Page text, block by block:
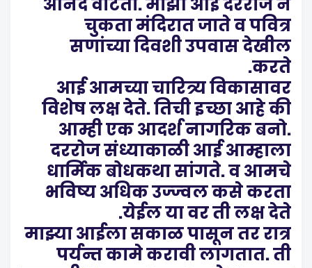
चुकता मंदिरात जाते व पवित्र
सणांच्या दिवशी उपवास देखील
करते.
आई आमच्या चारित्र्य विकासावर
विशेष लक्ष देते. तिची इच्छा आहे की
आम्ही एक आदर्श नागरिक बनो.
दररोज संध्याकाळी आई आम्हाला
धार्मिक बोधकथा सांगते. व आमचे
भविष्य अधिक उज्ज्वल कसे करता
येईल या वर ती लक्ष देते.
माझ्या आईला सकाळ पासून तर रात्र
पर्यन्त कामे करावी लागतात. ती